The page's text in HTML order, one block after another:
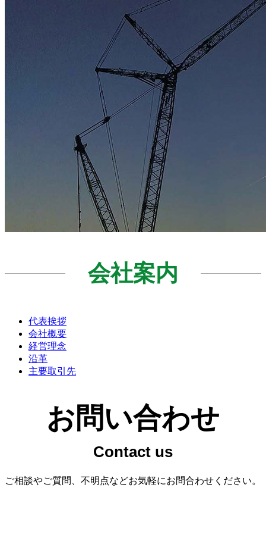
会社案内
代表挨拶
会社概要
経営理念
沿革
主要取引先
お問い合わせ
ご相談やご質問、不明点などお気軽にお問合わせください。